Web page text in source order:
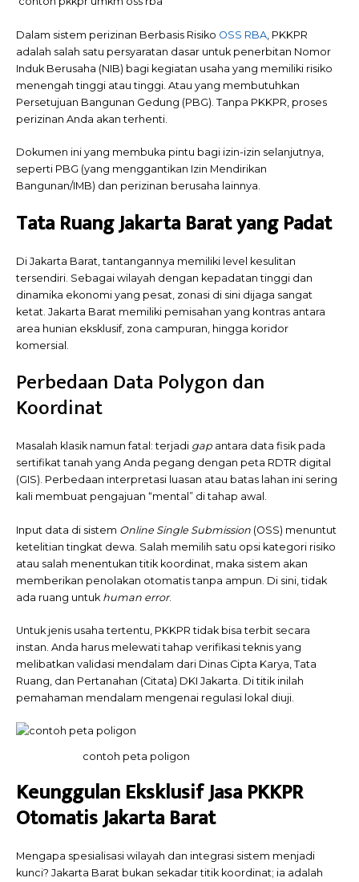
Dalam sistem perizinan Berbasis Risiko OSS RBA , PKKPR
adalah salah satu persyaratan dasar untuk penerbitan Nomor
Induk Berusaha (NIB) bagi kegiatan usaha yang memiliki risiko
menengah tinggi atau tinggi. Atau yang membutuhkan
Persetujuan Bangunan Gedung (PBG). Tanpa PKKPR, proses
perizinan Anda akan terhenti.
Dokumen ini yang membuka pintu bagi izin-izin selanjutnya,
seperti PBG (yang menggantikan Izin Mendirikan
Bangunan/IMB) dan perizinan berusaha lainnya.
Tata Ruang Jakarta Barat yang Padat
Di Jakarta Barat, tantangannya memiliki level kesulitan
tersendiri. Sebagai wilayah dengan kepadatan tinggi dan
dinamika ekonomi yang pesat, zonasi di sini dijaga sangat
ketat. Jakarta Barat memiliki pemisahan yang kontras antara
area hunian eksklusif, zona campuran, hingga koridor
komersial.
Perbedaan Data Polygon dan
Koordinat
Masalah klasik namun fatal: terjadi gap antara data fisik pada
sertifikat tanah yang Anda pegang dengan peta RDTR digital
(GIS). Perbedaan interpretasi luasan atau batas lahan ini sering
kali membuat pengajuan “mental” di tahap awal.
Input data di sistem Online Single Submission (OSS) menuntut
ketelitian tingkat dewa. Salah memilih satu opsi kategori risiko
atau salah menentukan titik koordinat, maka sistem akan
memberikan penolakan otomatis tanpa ampun. Di sini, tidak
ada ruang untuk human error.
Untuk jenis usaha tertentu, PKKPR tidak bisa terbit secara
instan. Anda harus melewati tahap verifikasi teknis yang
melibatkan validasi mendalam dari Dinas Cipta Karya, Tata
Ruang, dan Pertanahan (Citata) DKI Jakarta. Di titik inilah
pemahaman mendalam mengenai regulasi lokal diuji.
contoh peta poligon
Keunggulan Eksklusif Jasa PKKPR
Otomatis Jakarta Barat
Mengapa spesialisasi wilayah dan integrasi sistem menjadi
kunci? Jakarta Barat bukan sekadar titik koordinat; ia adalah